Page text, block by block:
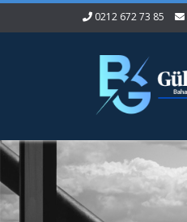
0212 672 73 85